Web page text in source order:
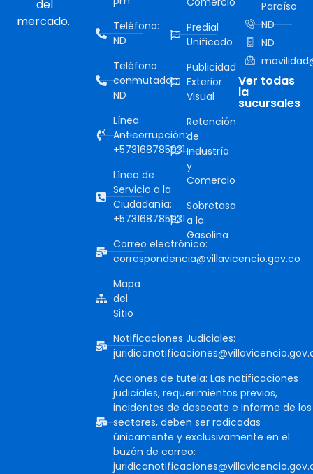
del
mercado.
Teléfono:
ND
Teléfono
conmutador:
ND
Línea
Anticorrupción:
+573168785931
Línea de
Servicio a la
Ciudadanía:
+573168785931
Correo electrónico:
correspondencia@villavicencio.gov.co
Mapa
del
Sitio
Notificaciones Judiciales:
Acciones de tutela: Las notificaciones
judiciales, requerimientos previos,
incidentes de desacato e informe de los
sectores, deben ser radicadas
únicamente y exclusivamente en el
buzón de correo:
Predial
Unificado
Publicidad
Exterior
Visual
Retención
de
Industría
y
Comercio
Sobretasa
a la
Gasolina
Paraíso
ND
ND
Ver todas
la
sucursales